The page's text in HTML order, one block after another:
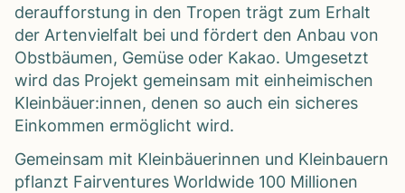
der­auf­fors­tung in den Tro­pen trägt zum Erhalt
der Arten­viel­falt bei und för­dert den Anbau von
Obst­bäu­men, Gemüse oder Kakao. Umge­setzt
wird das Pro­jekt gemein­sam mit ein­hei­mi­schen
Kleinbäuer:innen, denen so auch ein siche­res
Ein­kom­men ermög­licht wird.
Gemein­sam mit Klein­bäue­rin­nen und Klein­bau­ern
pflanzt Fair­ven­tures World­wide 100 Mil­lio­nen